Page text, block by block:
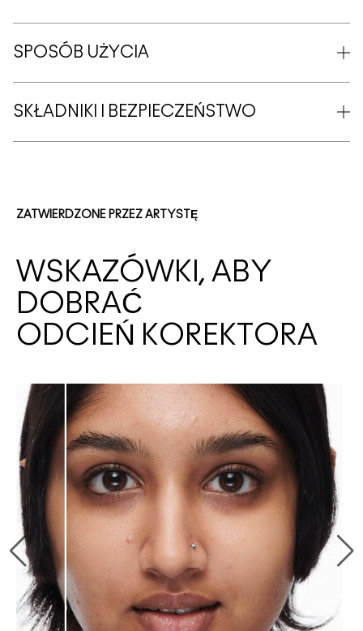
SPOSÓB UŻYCIA
SKŁADNIKI I BEZPIECZEŃSTWO
ZATWIERDZONE PRZEZ ARTYSTĘ
WSKAZÓWKI, ABY
DOBRAĆ
ODCIEŃ KOREKTORA